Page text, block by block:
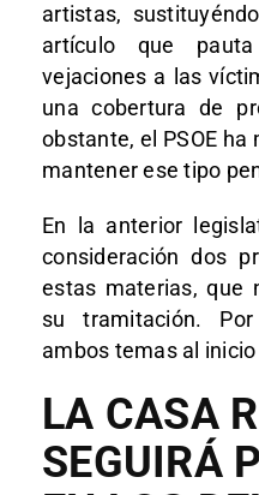
artistas,
artículo que
vejaciones a las
una cobertura de
obstante, el PSOE
mantener ese tipo
En la anterior
consideración dos
estas materias, que
su tramitación.
ambos temas al
LA CASA
SEGUIRÁ